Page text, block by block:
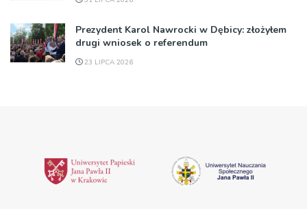
Prezydent Karol Nawrocki w Dębicy: złożyłem
drugi wniosek o referendum
23 LIPCA 2026